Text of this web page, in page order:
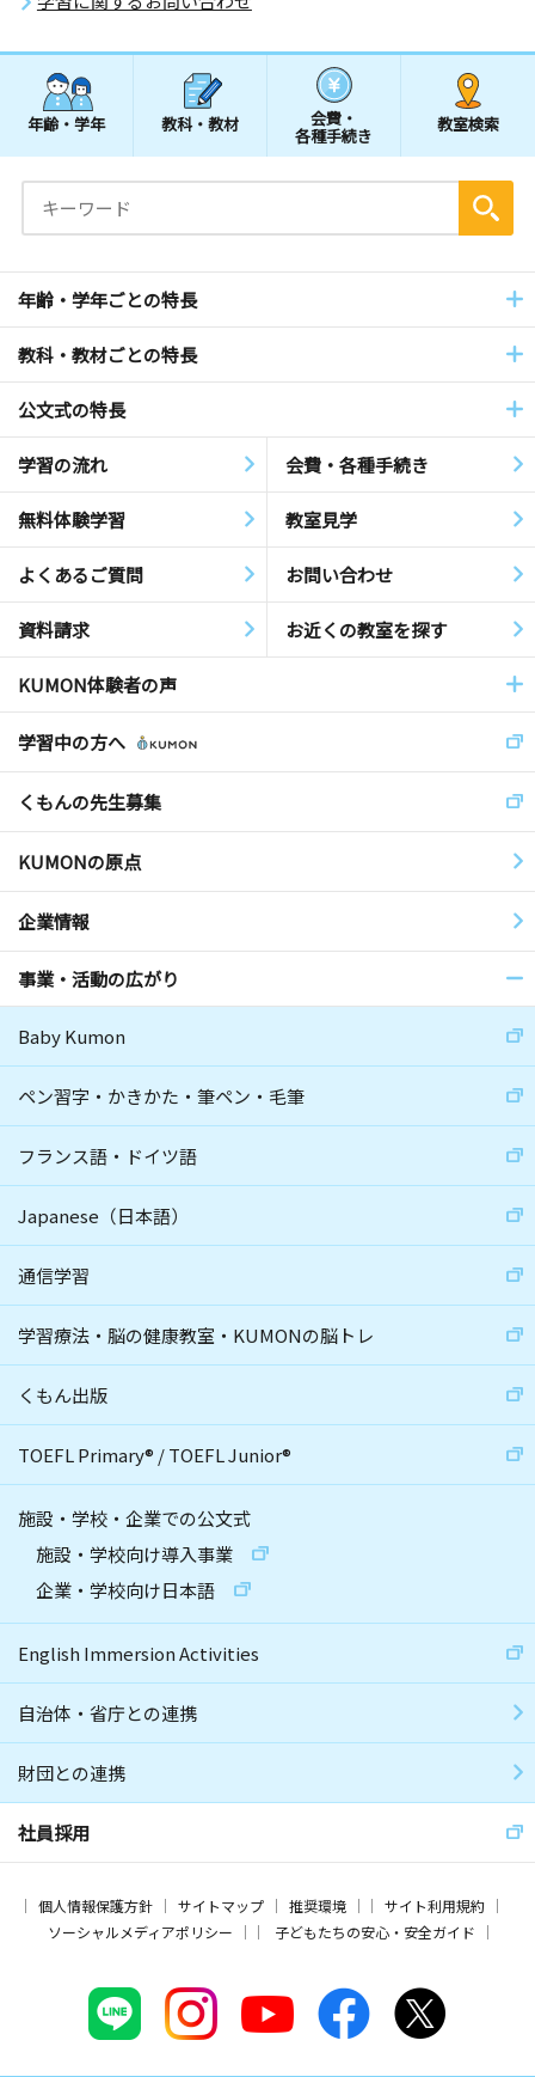
年齢・学年 教科・教材 会費・
各種手続き
教室検索
年齢・学年ごとの特長
教科・教材ごとの特長
公文式の特長
学習の流れ 会費・各種手続き
無料体験学習 教室見学
よくあるご質問 お問い合わせ
資料請求 お近くの教室を探す
KUMON体験者の声
学習中の方へ
くもんの先生募集
KUMONの原点
企業情報
事業・活動の広がり
Baby Kumon
ペン習字・かきかた・筆ペン・毛筆
フランス語・ドイツ語
Japanese（日本語）
通信学習
学習療法・脳の健康教室・KUMONの脳トレ
くもん出版
TOEFL Primary® /TOEFL Junior®
施設・学校・企業での公文式
施設・学校向け導入事業
企業・学校向け日本語
English Immersion Activities
自治体・省庁との連携
財団との連携
社員採用
個人情報保護方針 サイトマップ 推奨環境
サイト利用規約
ソーシャルメディアポリシー
子どもたちの安心・安全ガイド